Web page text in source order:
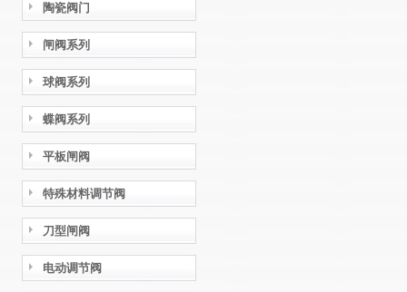
陶瓷阀门
闸阀系列
球阀系列
蝶阀系列
平板闸阀
特殊材料调节阀
刀型闸阀
电动调节阀